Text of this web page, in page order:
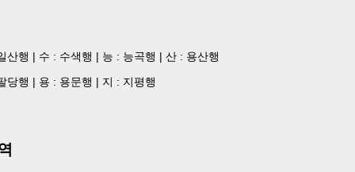
산행 | 수 : 수색행 | 능 : 능곡행 | 산 : 용산행
당행 | 용 : 용문행 | 지 : 지평행